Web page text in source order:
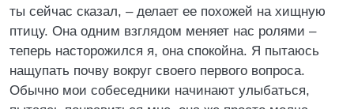
ты сейчас сказал, – делает ее похожей на хищную
птицу. Она одним взглядом меняет нас ролями –
теперь насторожился я, она спокойна. Я пытаюсь
нащупать почву вокруг своего первого вопроса.
Обычно мои собеседники начинают улыбаться,